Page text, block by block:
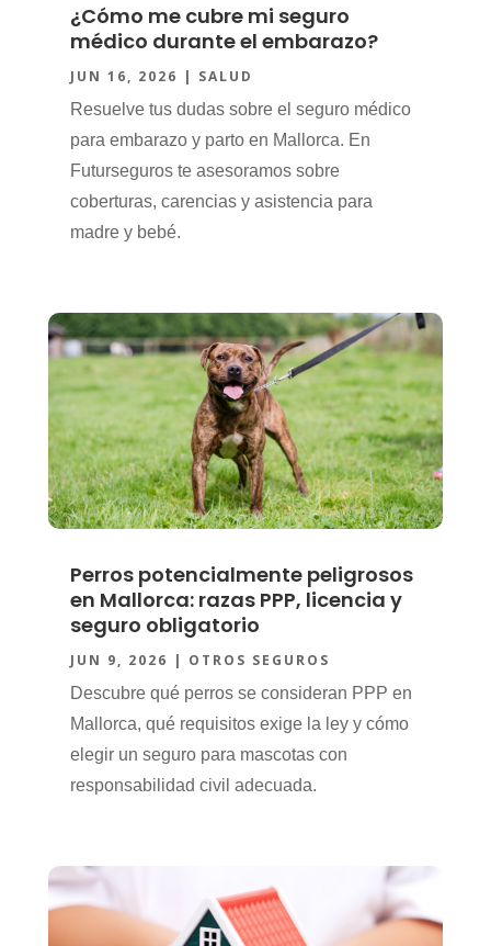
¿Cómo me cubre mi seguro
médico durante el embarazo?
JUN 16, 2026 | SALUD
Resuelve tus dudas sobre el seguro médico
para embarazo y parto en Mallorca. En
Futurseguros te asesoramos sobre
coberturas, carencias y asistencia para
madre y bebé.
Perros potencialmente peligrosos
en Mallorca: razas PPP, licencia y
seguro obligatorio
JUN 9, 2026 | OTROS SEGUROS
Descubre qué perros se consideran PPP en
Mallorca, qué requisitos exige la ley y cómo
elegir un seguro para mascotas con
responsabilidad civil adecuada.